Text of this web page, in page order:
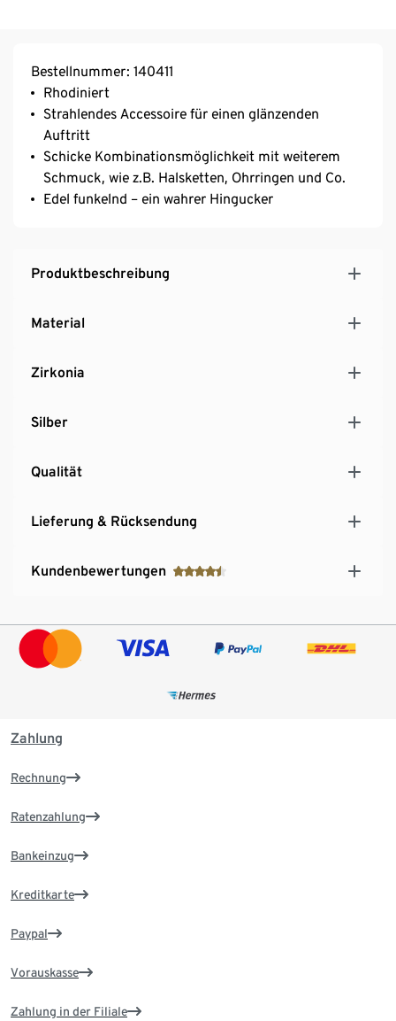
Bestellnummer: 140411
Rhodiniert
Strahlendes Accessoire für einen glänzenden
Auftritt
Schicke Kombinationsmöglichkeit mit weiterem
Schmuck, wie z.B. Halsketten, Ohrringen und Co.
Edel funkelnd – ein wahrer Hingucker
Produktbeschreibung
Material
Zirkonia
Silber
Qualität
Lieferung & Rücksendung
Kundenbewertungen
Zahlung
Rechnung
Ratenzahlung
Bankeinzug
Kreditkarte
Paypal
Vorauskasse
Zahlung in der Filiale